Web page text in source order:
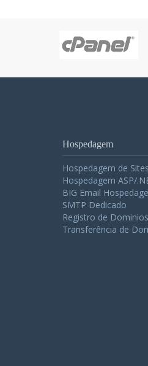
Hospedagem
Hospedagem de Sites
Hospedagem ASP/
BIG Email
SMTP Dedicado
Registro de Dominios
Transferência de